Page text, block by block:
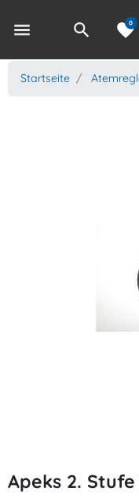
menu search favorite
0
Startseite
Apeks 2.